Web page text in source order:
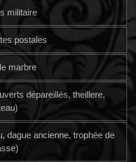
militaire
postales
marbre
dépareillés, theillere,
dague ancienne, trophée de